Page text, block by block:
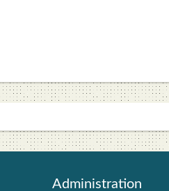
Admi­nis­tra­ti­on